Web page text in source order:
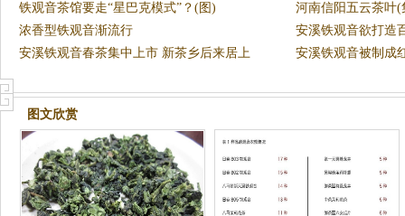
铁观音茶馆要走“星巴克模式”？(图)
河南信阳五云茶叶
浓香型铁观音渐流行
安溪铁观音欲打造
安溪铁观音春茶集中上市 新茶乡后来居上
安溪铁观音被制成
图文欣赏